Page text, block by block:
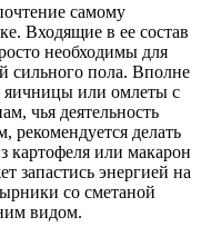
самому
Входящие в ее состав
необходимы для
сильного пола. Вполне
яичницы или омлеты с
чья деятельность
рекомендуется делать
картофеля или макарон
запастись энергией на
со сметаной
видом.